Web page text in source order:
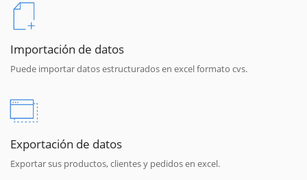
Importación de datos
Puede importar datos estructurados en excel formato cvs.
Exportación de datos
Exportar sus productos, clientes y pedidos en excel.